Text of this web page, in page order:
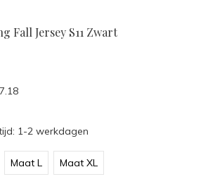
Fall Jersey S11 Zwart
1-2 werkdagen
Maat L Maat XL